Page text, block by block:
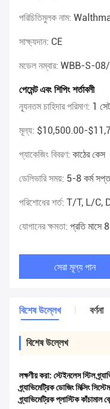
পরিচিতিমুলক নাম:
সাক্ষ্যদান: CE
মডেল নম্বার: WBB-S-
পেমেন্ট এবং শিপিং শর্তাবলী
ন্যূনতম চাহিদার পরিমাণ: 1
মূল্য: $10,500.00-
প্যাকেজিং বিবরণ: কাঠের কেস
ডেলিভারি সময়: 5-8 কর্ম
পরিশোধের শর্ত: T/T, L/C, D/
যোগানের ক্ষমতা: প্রতি মাসে
সেরা মূল্য পান
বিশেষ উল্লেখ বর্ণনা
বিশেষ উল্লেখ
লক্ষণীয় করা: স্টেইনলেস স্টিল
গ্র্যাভিমেট্রিক ডোজিং মিক্সিং
গ্র্যাভিমেট্রিক প্লাস্টিক কাঁচামাল